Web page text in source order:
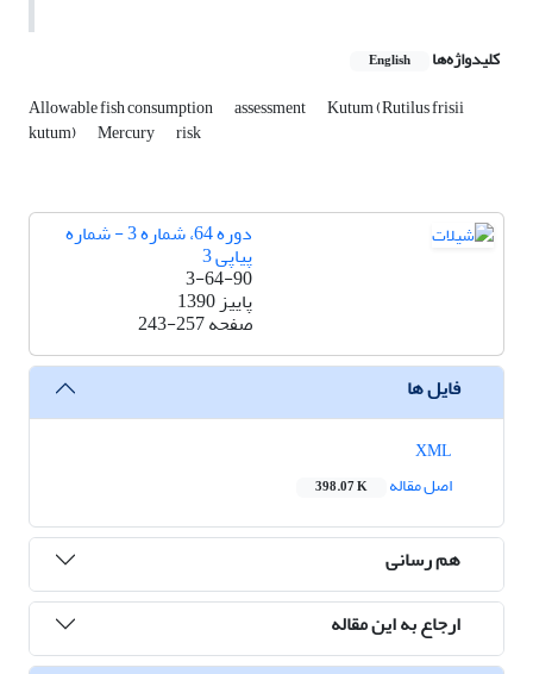
کلیدواژه‌ها English
Allowable fish consumption assessment Kutum (Rutilus frisii
kutum) Mercury risk
دوره 64، شماره 3 - شماره
پیاپی 3
3-64-90
پاییز 1390
صفحه243-257
فایل ها
اصل مقاله
398.07 K
هم رسانی
ارجاع به این مقاله